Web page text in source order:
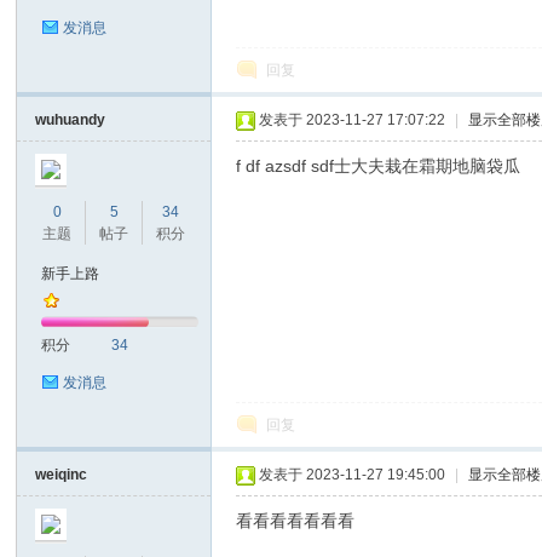
发消息
回复
wuhuandy
0
主题
5
帖子
34
积分
新手上路
积分 34
发消息
发表于 2023-11-27 17:07:22 显示全部
f df azsdf sdf士大夫栽在霜期地脑袋瓜
回复
weiqinc 发表于 2023-11-27 19:45:00 显示全部
看看看看看看看